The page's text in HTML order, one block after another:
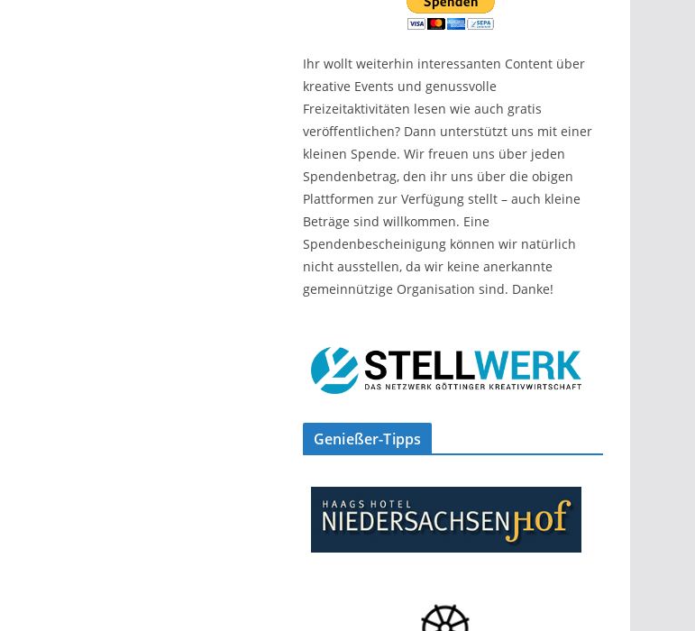
Ihr wollt weiterhin interessanten Content über
kreative Events und genussvolle
Freizeitaktivitäten lesen wie auch gratis
veröffentlichen? Dann unterstützt uns mit einer
kleinen Spende. Wir freuen uns über jeden
Spendenbetrag, den ihr uns über die obigen
Plattformen zur Verfügung stellt – auch kleine
Beträge sind willkommen. Eine
Spendenbescheinigung können wir natürlich
nicht ausstellen, da wir keine anerkannte
gemeinnützige Organisation sind. Danke!
Genießer-Tipps